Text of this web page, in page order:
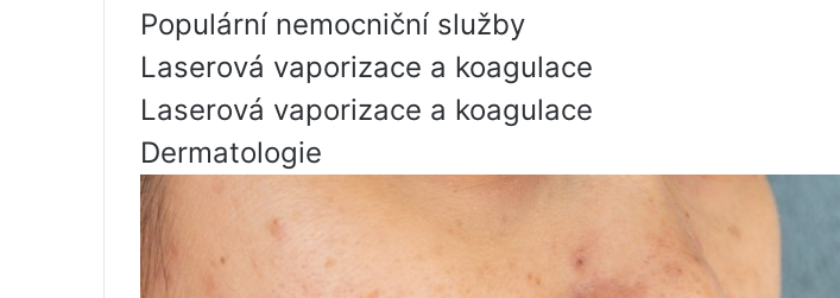
Populární nemocniční služby
Laserová vaporizace a koagulace
Laserová vaporizace a koagulace
Dermatologie